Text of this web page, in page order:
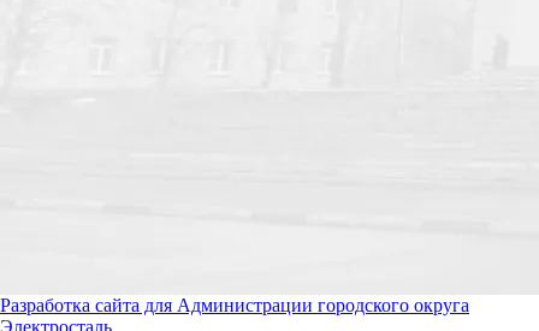
Разработка сайта для Администрации городского округа